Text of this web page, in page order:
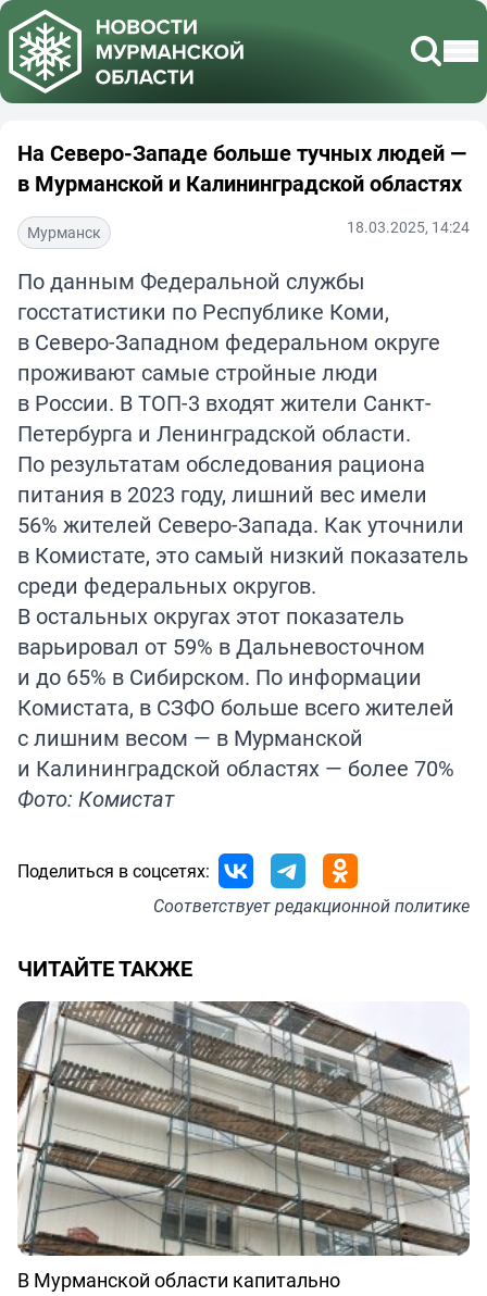
На Северо-Западе больше тучных людей —
в Мурманской и Калининградской областях
Мурманск 18.03.2025, 14:24
По данным Федеральной службы
госстатистики по Республике Коми,
в Северо-Западном федеральном округе
проживают самые стройные люди
в России. В ТОП-3 входят жители Санкт-
Петербурга и Ленинградской области.
По результатам обследования рациона
питания в 2023 году, лишний вес имели
56% жителей Северо-Запада. Как уточнили
в Комистате, это самый низкий показатель
среди федеральных округов.
В остальных округах этот показатель
варьировал от 59% в Дальневосточном
и до 65% в Сибирском. По информации
Комистата, в СЗФО больше всего жителей
с лишним весом — в Мурманской
и Калининградской областях — более 70%
Фото: Комистат
Поделиться в соцсетях:
Соответствуетредакционной политике
ЧИТАЙТЕ ТАКЖЕ
В Мурманской области капитально